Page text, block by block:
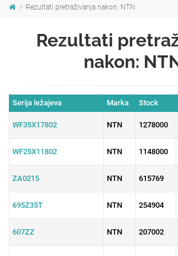
Rezultati pretraživanja nakon: NTN
Rezultati
nakon:
Serija ležajeva Marka Stock
WF35X17802 NTN 1278000
WF25X11802 NTN 1148000
ZA0215 NTN 615769
695Z35T NTN 254904
607ZZ NTN 207002